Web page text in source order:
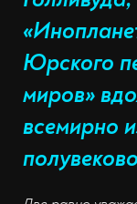
Юрского
миров»
всемирно